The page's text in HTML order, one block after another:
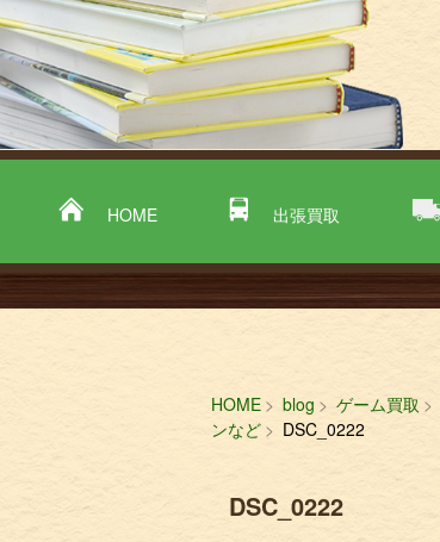
HOME 出張買取
HOME blog ゲーム買取
ンなど
DSC_0222
DSC_0222